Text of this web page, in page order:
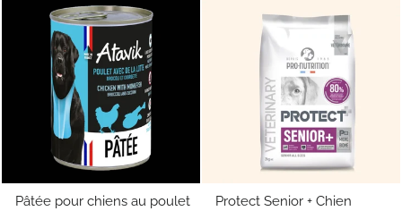
Pâtée pour chiens au poulet
Protect Senior + Chien